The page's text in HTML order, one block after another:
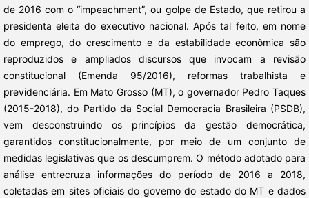
de 2016 com o “impeachment”, ou golpe de Estado, que retirou a
presidenta eleita do executivo nacional. Após tal feito, em nome
do emprego, do crescimento e da estabilidade econômica são
reproduzidos e ampliados discursos que invocam a revisão
constitucional (Emenda 95/2016), reformas trabalhista e
previdenciária. Em Mato Grosso (MT), o governador Pedro Taques
(2015-2018), do Partido da Social Democracia Brasileira (PSDB),
vem desconstruindo os princípios da gestão democrática,
garantidos constitucionalmente, por meio de um conjunto de
medidas legislativas que os descumprem. O método adotado para
análise entrecruza informações do período de 2016 a 2018,
coletadas em sites oficiais do governo do estado do MT e dados